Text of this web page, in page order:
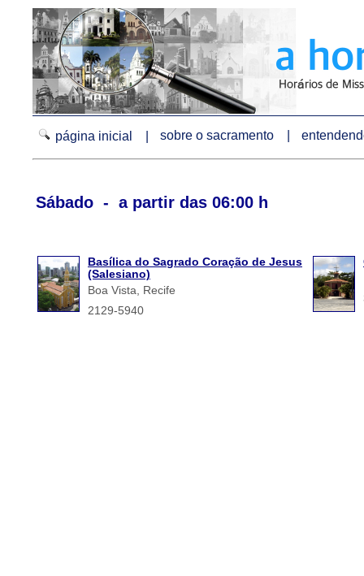
página inicial | sobre o sacramento |
Sábado - a partir das 06:00 h
Basílica do Sagrado Coração de Jesus
(Salesiano)
Boa Vista, Recife
2129-5940